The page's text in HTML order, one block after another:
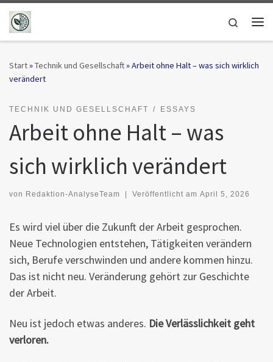
Zum Inhalt springen
Search
Start»Technik und Gesellschaft»Arbeit ohne Halt – was sich wirklich
verändert
TECHNIK UND GESELLSCHAFT ESSAYS
Arbeit ohne Halt – was
sich wirklich verändert
von Redaktion-AnalyseTeam Veröffentlicht am April 5, 2026
Es wird viel über die Zukunft der Arbeit gesprochen.
Neue Technologien entstehen, Tätigkeiten verändern
sich, Berufe verschwinden und andere kommen hinzu.
Das ist nicht neu. Veränderung gehört zur Geschichte
der Arbeit.
Neu ist jedoch etwas anderes. Die Verlässlichkeit geht
verloren.